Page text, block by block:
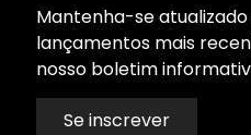
Mantenha-se
lançamentos mais
nosso boletim
Se inscrever